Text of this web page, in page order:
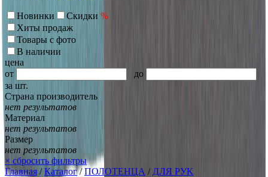
Новинки Скидки %
Хиты продаж
Товары с фото
В наличии
цена
от
до
за шт.
Страна производитель
нет результатов
Материал
нет результатов
Размер
нет результатов
× сбросить фильтры
Главная /Каталог/ПОЛОТЕНЦА / ДЛЯ РУК